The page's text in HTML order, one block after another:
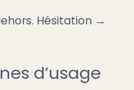
Hésitation →
d’usage